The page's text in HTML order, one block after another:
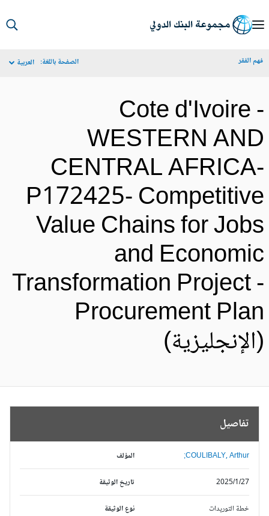
الفقر الصفحة باللغة: العربية
Cote d'Ivoire
WESTERN
CENTRAL
P172425-
Value Chains for
and
Transformation Project
Procurement
تفاصيل
المؤلف COULIBALY, Arthur;
تاريخ الوثيقة 2025/1/27
نوع الوثيقة خطة التوريدات